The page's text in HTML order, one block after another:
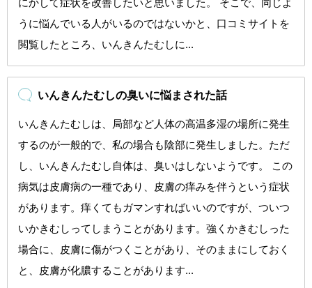
にかして症状を改善したいと思いました。 そこで、同じよ
うに悩んでいる人がいるのではないかと、口コミサイトを
閲覧したところ、いんきんたむしに...
いんきんたむしの臭いに悩まされた話
いんきんたむしは、局部など人体の高温多湿の場所に発生
するのが一般的で、私の場合も陰部に発生しました。ただ
し、いんきんたむし自体は、臭いはしないようです。 この
病気は皮膚病の一種であり、皮膚の痒みを伴うという症状
があります。痒くてもガマンすればいいのですが、ついつ
いかきむしってしまうことがあります。強くかきむしった
場合に、皮膚に傷がつくことがあり、そのままにしておく
と、皮膚が化膿することがあります...